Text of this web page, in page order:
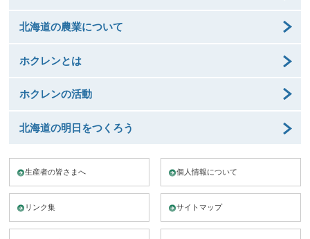
北海道の農業について
ホクレンとは
ホクレンの活動
北海道の明日をつくろう
生産者の皆さまへ 個人情報について
リンク集 サイトマップ